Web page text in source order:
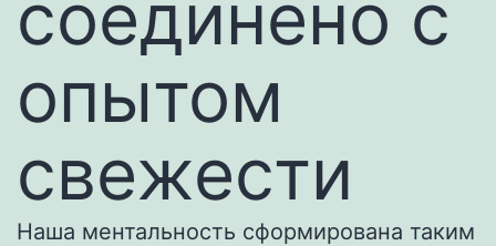
соединено с
опытом
свежести
Наша ментальность сформирована таким